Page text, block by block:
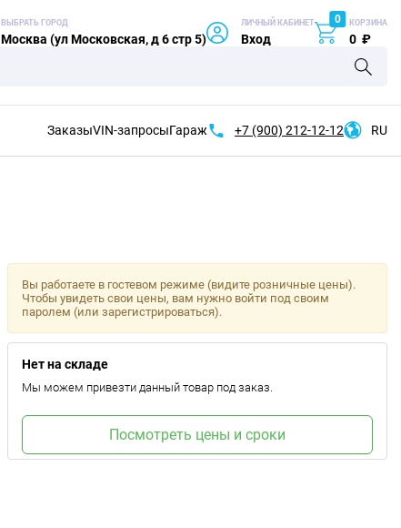
ВЫБРАТЬ ГОРОД
Москва (ул Московская, д 6 стр 5)
ЛИЧНЫЙ КАБИНЕТ
Вход
0 КОРЗИНА
0 ₽
ЗаказыVIN-запросыГараж +7 (900) 212-12-12 RU
Вы работаете в гостевом режиме (видите розничные цены).
Чтобы увидеть свои цены, вам нужно войти под своим
паролем (или зарегистрироваться).
Нет на складе
Мы можем привезти данный товар под заказ.
Посмотреть цены и сроки